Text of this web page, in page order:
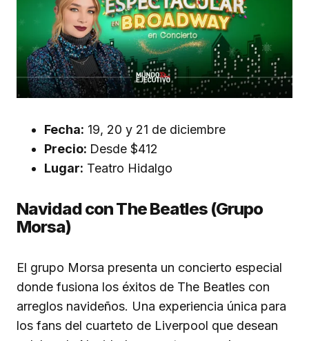
Fecha: 19, 20 y 21 de diciembre
Precio: Desde $412
Lugar: Teatro Hidalgo
Navidad con The Beatles (Grupo
Morsa)
El grupo Morsa presenta un concierto especial
donde fusiona los éxitos de The Beatles con
arreglos navideños. Una experiencia única para
los fans del cuarteto de Liverpool que desean